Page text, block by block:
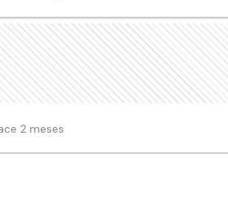
2 meses